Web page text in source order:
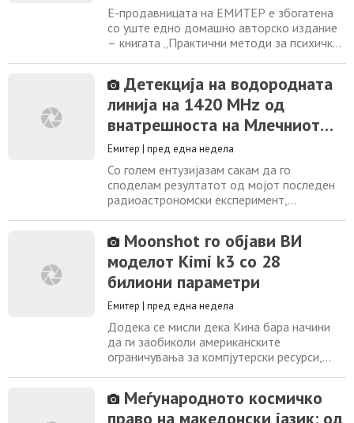
Е-продавницата на ЕМИТЕР е збогатена
со уште едно домашно авторско издание
– книгата „Практични методи за психичка
дело што ги обединува размислувањата на
авторот за психологијата, самосвеста и
личниот развој, надополнети со практични
вежби и методи кои, според неговиот
концепт,
Детекција на водородната
линија на 1420 MHz од
внатрешноста на Млечниот
Пат
Емитер | пред една недела
Со голем ентузијазам сакам да го
споделам резултатот од мојот последен
радиоастрономски експеримент,
калибрација на галактичката водородна
линија на фреквенција околу 1420 MHz,
односно бранова должина од 21 cm.
Рубрика: Астрономија и астронаутика
Соработник: Дејан Трајковски Датум:
Moonshot го објави ВИ
моделот Kimi k3 со 28
билиони параметри
Емитер | пред една недела
Додека се мисли дека Кина бара начини
да ги заобиколи американските
ограничувања за компјутерски ресурси,
отворени тежини. Со 2,8 билиони
параметри моделот Kimi K3 го надмина и
Меѓународното космичко
право на македонски јазик: од